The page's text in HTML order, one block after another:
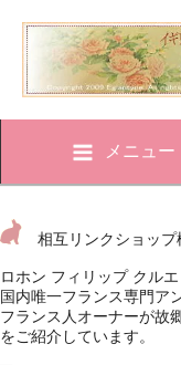
メニュー
相互リンクショップ
ロホン フィリップ クルエ
国内唯一フランス専門ア
フランス人オーナーが故
をご紹介しています。